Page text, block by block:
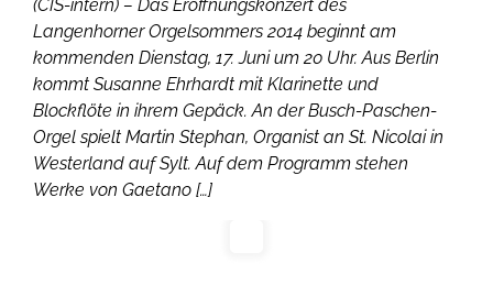
(CIS-intern) – Das Eröffnungskonzert des
Langenhorner Orgelsommers 2014 beginnt am
kommenden Dienstag, 17. Juni um 20 Uhr. Aus Berlin
kommt Susanne Ehrhardt mit Klarinette und
Blockflöte in ihrem Gepäck. An der Busch-Paschen-
Orgel spielt Martin Stephan, Organist an St. Nicolai in
Westerland auf Sylt. Auf dem Programm stehen
Werke von Gaetano […]